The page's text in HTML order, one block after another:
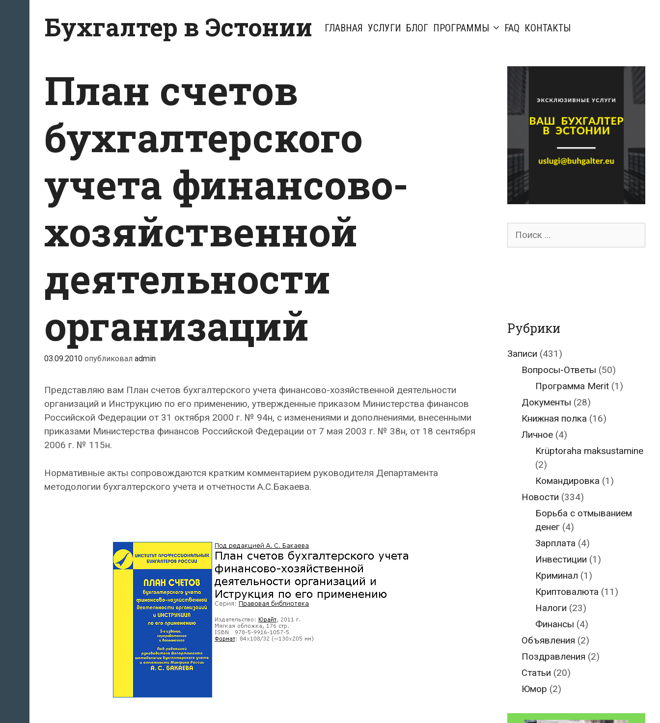
содержанию
Бухгалтер в Эстонии ГЛАВНАЯ УСЛУГИ БЛОГ ПРОГРАММЫ FAQ КОНТАКТЫ
План счетов
бухгалтерского
учета финансово-
хозяйственной
деятельности
организаций
03.09.2010 опубликовал admin
Представляю вам План счетов бухгалтерского учета финансово-хозяйственной деятельности
организаций и Инструкцию по его применению, утвержденные приказом Министерства финансов
Российской Федерации от 31 октября 2000 г. № 94н, с изменениями и дополнениями, внесенными
приказами Министерства финансов Российской Федерации от 7 мая 2003 г. № 38н, от 18 сентября
2006 г. № 115н.
Нормативные акты сопровождаются кратким комментарием руководителя Департамента
методологии бухгалтерского учета и отчетности А.С.Бакаева.
Поиск
Рубрики
Записи (431)
Вопросы-Ответы (50)
Программа Merit (1)
Документы (28)
Книжная полка (16)
Личное(4)
Krüptoraha maksustamine
(2)
Командировка (1)
Новости (334)
Борьба с отмыванием
денег (4)
Зарплата (4)
Инвестиции (1)
Криминал (1)
Криптовалюта (11)
Налоги (23)
Финансы (4)
Объявления (2)
Поздравления (2)
Статьи (20)
Юмор (2)